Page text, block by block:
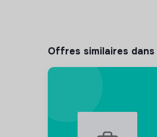
Offres similaires